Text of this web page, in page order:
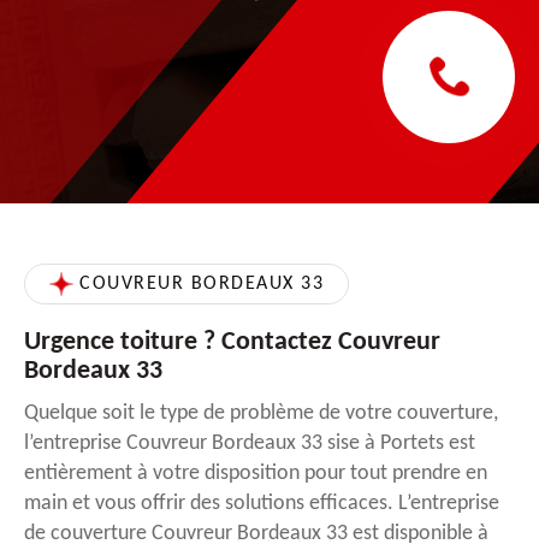
COUVREUR BORDEAUX 33
Urgence toiture ? Contactez Couvreur
Bordeaux 33
Quelque soit le type de problème de votre couverture,
l’entreprise Couvreur Bordeaux 33 sise à Portets est
entièrement à votre disposition pour tout prendre en
main et vous offrir des solutions efficaces. L’entreprise
de couverture Couvreur Bordeaux 33 est disponible à